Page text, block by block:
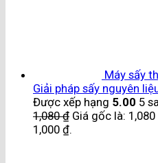
Máy sấy
Giải pháp sấy nguyên
Được xếp hạng 5.00 5
1,080₫ Giá gốc là: 1,080
1,000 ₫.